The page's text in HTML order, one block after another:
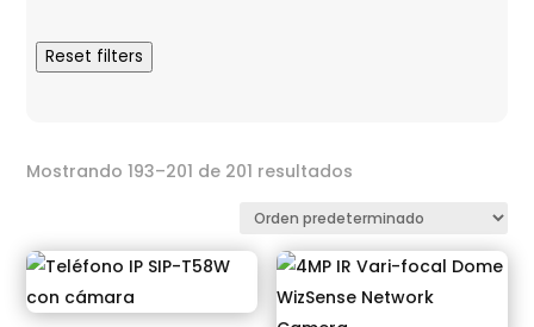
Reset filters
Mostrando 193–201 de 201 resultados